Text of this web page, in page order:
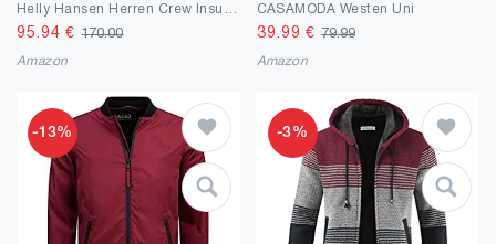
95.94 €170.00
Amazon
CASAMODA Westen Uni
39.99 € 79.99
Amazon
-13% -3%